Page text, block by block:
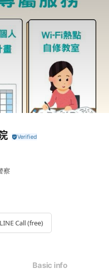
察
LINE Call (free)
Basic info